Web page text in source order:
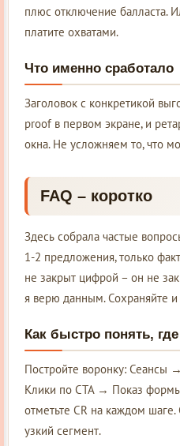
плюс отключение балласта.
платите охватами.
Что именно сработало
Заголовок с конкретикой
proof в первом экране, и
окна. Не усложняем то, что
FAQ – коротко
Здесь собрала частые
1-2 предложения, только
не закрыт цифрой – он не
я верю данным. Сохраняйте
Как быстро понять,
Постройте воронку:
Клики по CTA → Показ
отметьте CR на каждом
узкий сегмент.